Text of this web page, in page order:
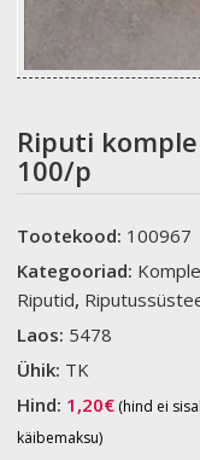
Riputi
100/p
Tootekood: 100967
Kategooriad:
Riputid,
Laos: 5478
Ühik: TK
Hind: 1,20€ (hind ei
käibemaksu)